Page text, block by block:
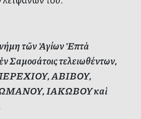
τῶν Ἁγίων Ἑπτὰ
Σαμοσάτοις τελειωθέντων,
ΑΒΙΒΟΥ,
ΙΑΚΩΒΟΥ καὶ